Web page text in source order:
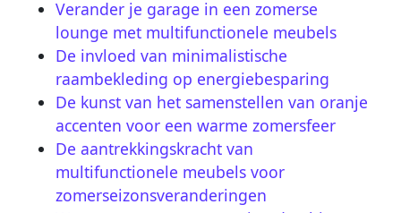
Verander je garage in een zomerse
lounge met multifunctionele meubels
De invloed van minimalistische
raambekleding op energiebesparing
De kunst van het samenstellen van oranje
accenten voor een warme zomersfeer
De aantrekkingskracht van
multifunctionele meubels voor
zomerseizonsveranderingen